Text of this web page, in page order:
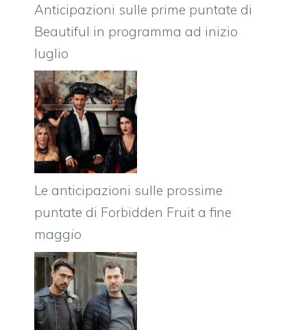
Anticipazioni sulle prime puntate di
Beautiful in programma ad inizio
luglio
Le anticipazioni sulle prossime
puntate di Forbidden Fruit a fine
maggio